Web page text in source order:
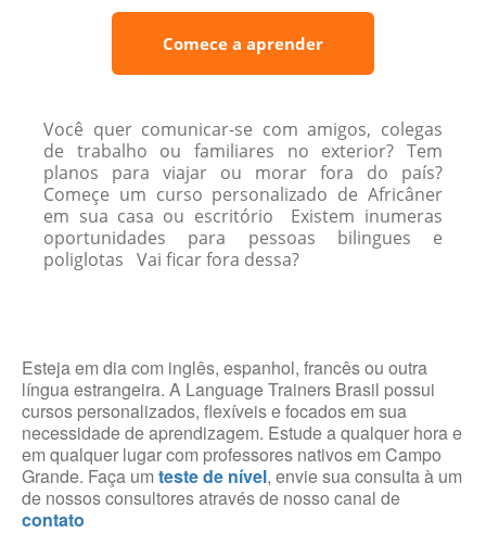
Comece a aprender
Você quer comunicar-se com amigos, colegas
de trabalho ou familiares no exterior? Tem
planos para viajar ou morar fora do país?
Começe um curso personalizado de Africâner
em sua casa ou escritório Existem inumeras
oportunidades para pessoas bilingues e
poliglotas Vai ficar fora dessa?
Esteja em dia com inglês, espanhol, francês ou outra
língua estrangeira. A Language Trainers Brasil possui
cursos personalizados, flexíveis e focados em sua
necessidade de aprendizagem. Estude a qualquer hora e
em qualquer lugar com professores nativos em Campo
Grande. Faça um teste de nível, envie sua consulta à um
de nossos consultores através de nosso canal de
contato